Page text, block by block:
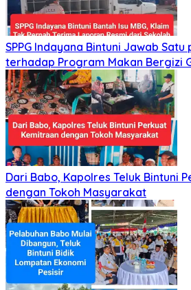
SPPG Indayana Bintuni Jawab Satu
terhadap Program Makan Bergizi
Dari Babo, Kapolres Teluk Bintuni
dengan Tokoh Masyarakat